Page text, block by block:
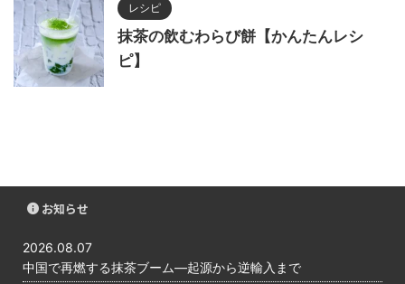
レシピ
抹茶の飲むわらび餅【かんたんレシ
ピ】
お知らせ
2026.08.07
中国で再燃する抹茶ブーム―起源から逆輸入まで